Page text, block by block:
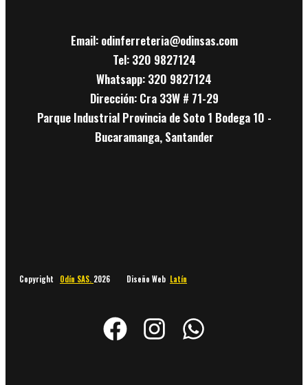
Email: odinferreteria@odinsas.com
Tel: 320 9827124
Whatsapp: 320 9827124
Dirección: Cra 33W # 71-29
Parque Industrial Provincia de Soto 1 Bodega 10 -
Bucaramanga, Santander
Copyright Odín SAS. 2026 Diseño Web Latín